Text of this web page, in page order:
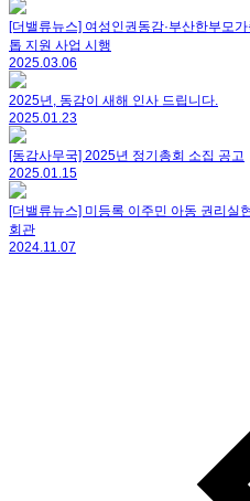
[더밸류뉴스] 여성인권동감·부산한부모
톱 지원 사업 시행
2025.03.06
2025년, 동감이 새해 인사 드립니다.
2025.01.23
[동감사무국] 2025년 정기총회 소집 공고
2025.01.15
[더밸류뉴스] 미등록 이주민 아동 권리실
회관
2024.11.07